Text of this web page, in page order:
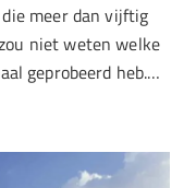
die meer dan vijftig
niet weten welke
geprobeerd heb.…